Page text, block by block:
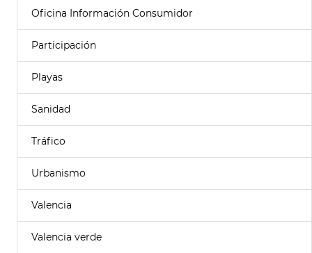
Oficina Información Consumidor
Participación
Playas
Sanidad
Tráfico
Urbanismo
Valencia
Valencia verde